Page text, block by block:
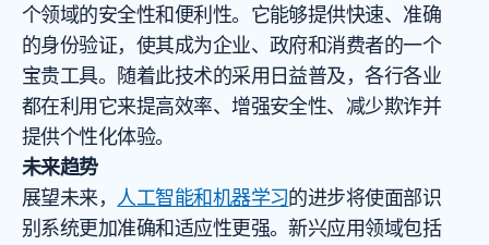
个领域的安全性和便利性。它能够提供快速、准确
的身份验证，使其成为企业、政府和消费者的一个
宝贵工具。随着此技术的采用日益普及，各行各业
都在利用它来提高效率、增强安全性、减少欺诈并
提供个性化体验。
未来趋势
展望未来， 人工智能和机器学习的进步将使面部识
别系统更加准确和适应性更强。新兴应用领域包括